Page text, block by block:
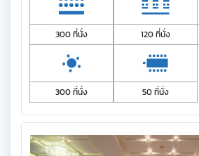
300 ที่นั่ง 120 ที่นั่ง
300 ที่นั่ง 50 ที่นั่ง